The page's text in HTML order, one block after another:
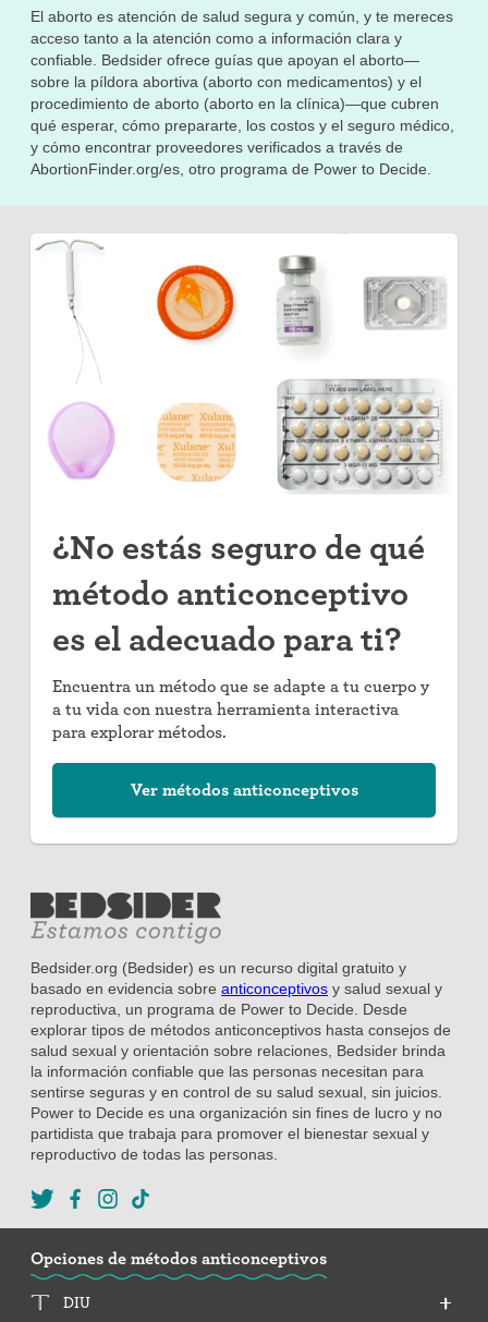
El aborto es atención de salud segura y común, y te mereces
acceso tanto a la atención como a información clara y
confiable. Bedsider ofrece guías que apoyan el aborto—
sobre la píldora abortiva (aborto con medicamentos) y el
procedimiento de aborto (aborto en la clínica)—que cubren
qué esperar, cómo prepararte, los costos y el seguro médico,
y cómo encontrar proveedores verificados a través de
AbortionFinder.org/es, otro programa de Power to Decide.
¿No estás seguro de qué
método anticonceptivo
es el adecuado para ti?
Encuentra un método que se adapte a tu cuerpo y
a tu vida con nuestra herramienta interactiva
para explorar métodos.
Ver métodos anticonceptivos
Bedsider.org (Bedsider) es un recurso digital gratuito y
basado en evidencia sobre anticonceptivos y salud sexual y
reproductiva, un programa de Power to Decide. Desde
explorar tipos de métodos anticonceptivos hasta consejos de
salud sexual y orientación sobre relaciones, Bedsider brinda
la información confiable que las personas necesitan para
sentirse seguras y en control de su salud sexual, sin juicios.
Power to Decide es una organización sin fines de lucro y no
partidista que trabaja para promover el bienestar sexual y
reproductivo de todas las personas.
Opciones de métodos anticonceptivos
DIU